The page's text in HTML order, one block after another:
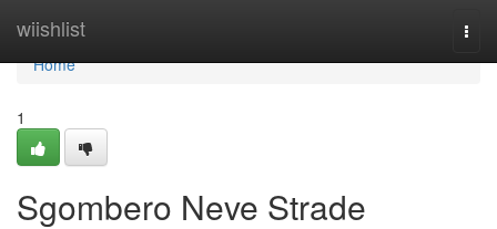
wiishlist
Home
Home
1
Sgombero Neve Strade